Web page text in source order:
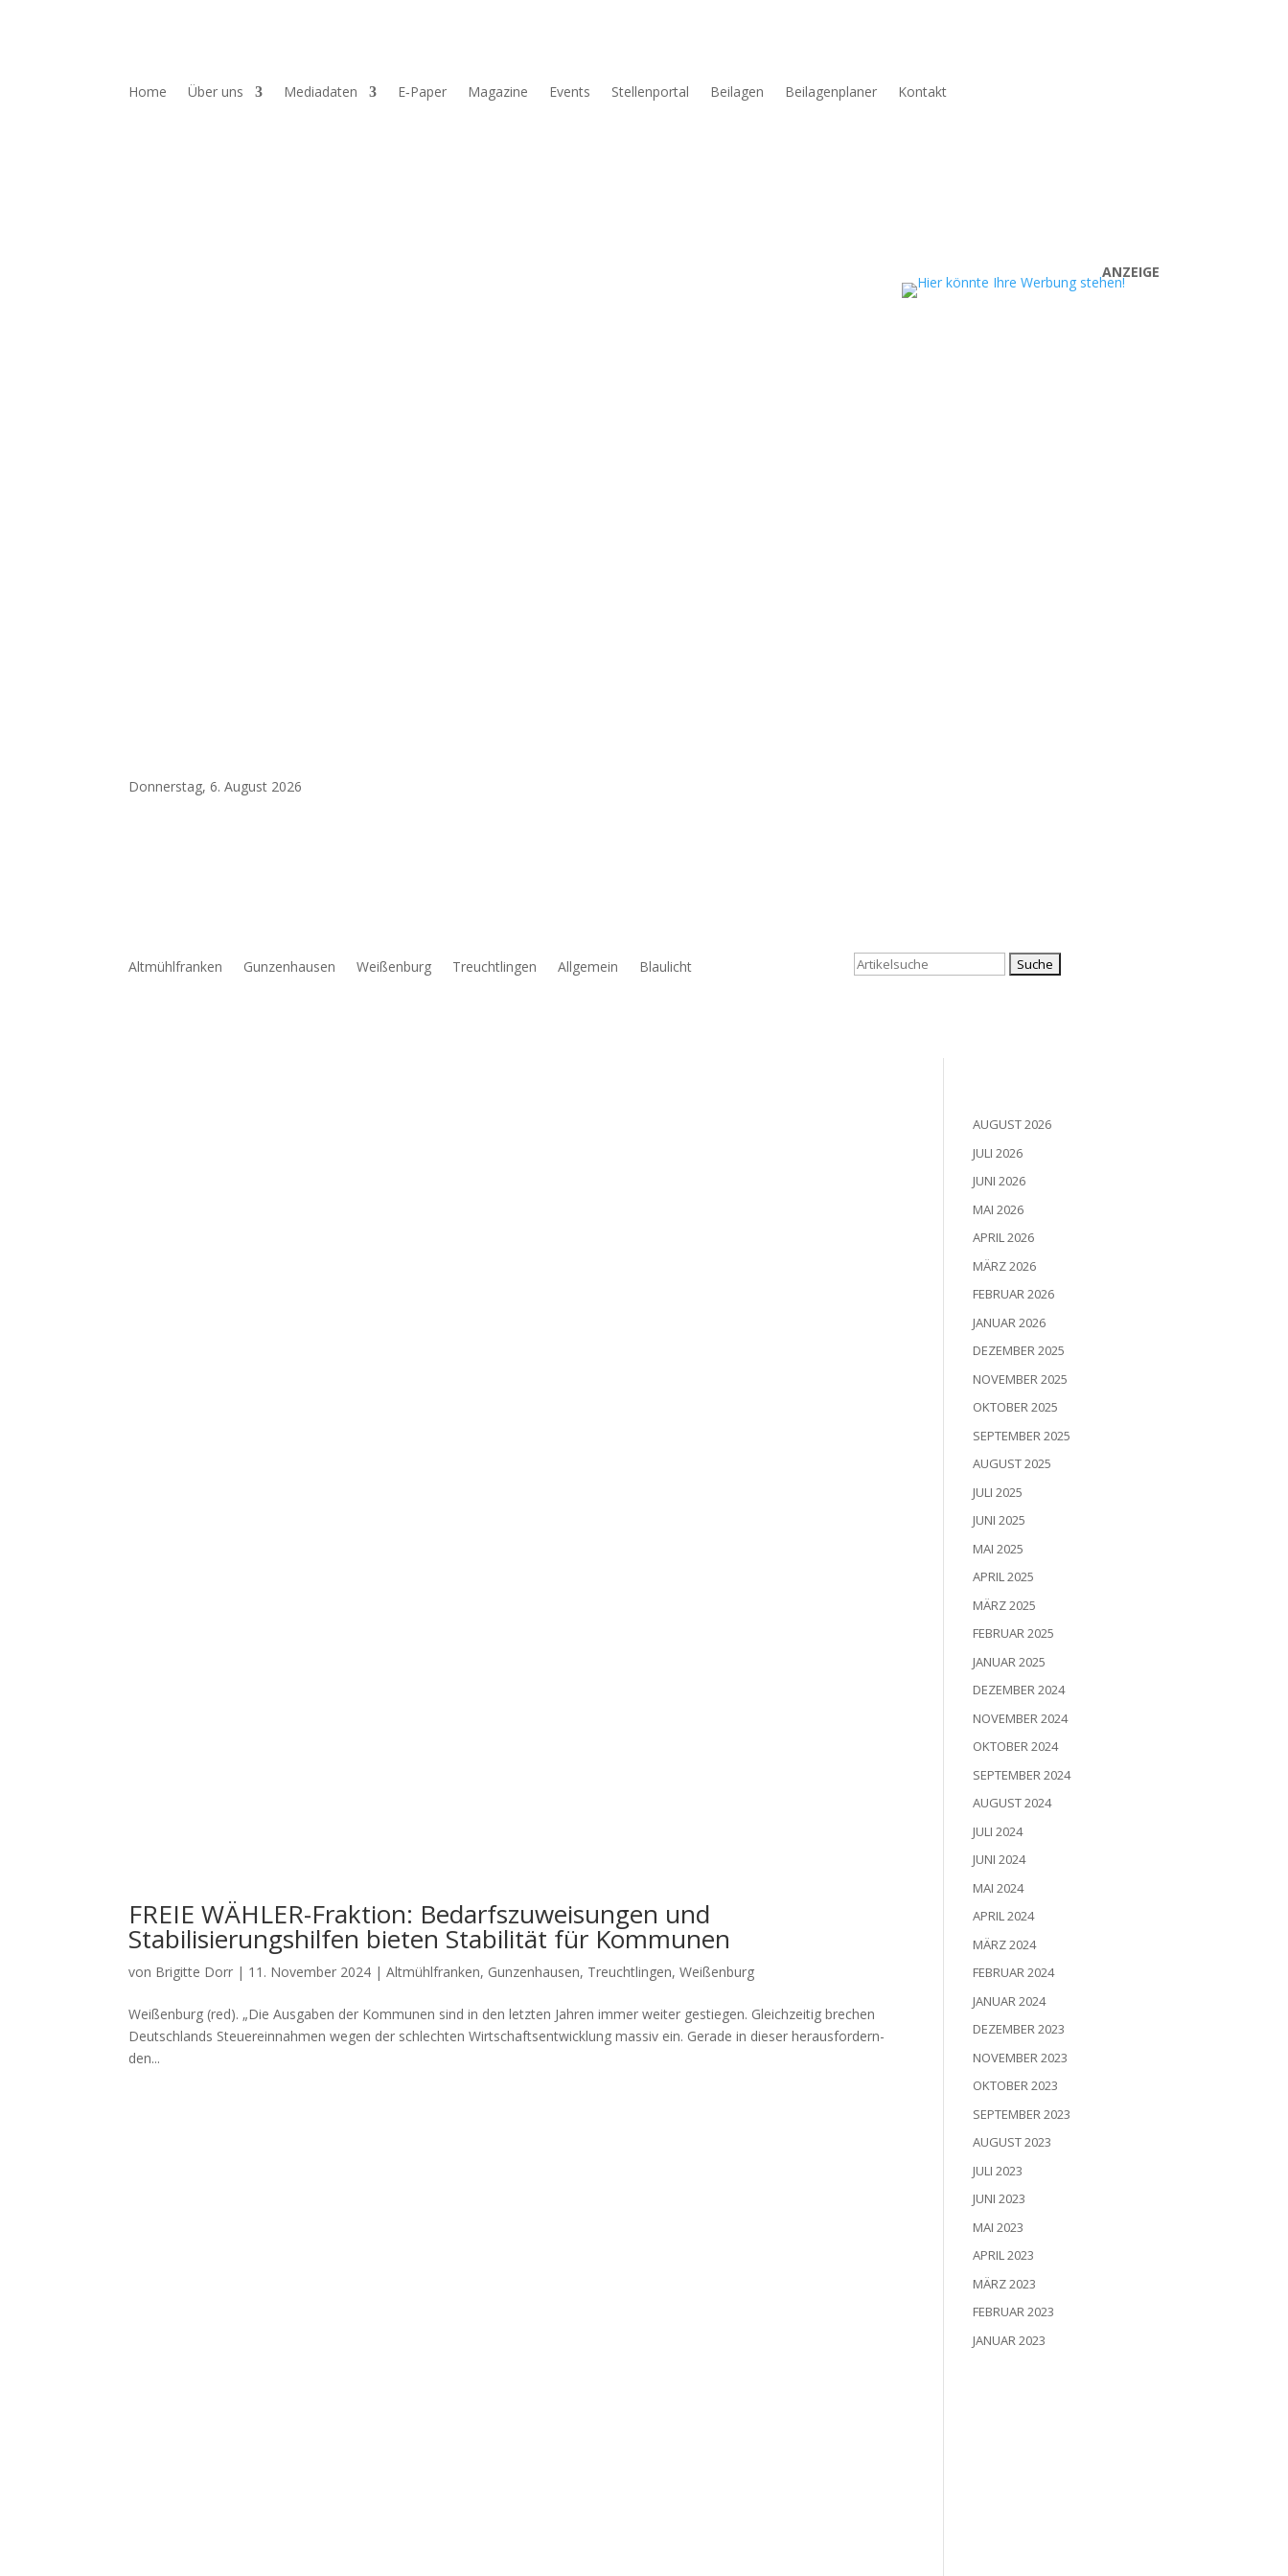
Home Über uns Mediadaten E‑Paper Magazine Events Stellenportal Beilagen Beilagenplaner Kontakt
Donnerstag, 6. August 2026
ANZEIGE
Altmühlfranken Gunzenhausen Weißenburg Treuchtlingen Allgemein Blaulicht
Suchen
FREIE WÄHLER-Fraktion: Bedarfszuweisungen und
Stabilisierungshilfen bieten Stabilität für Kommunen
von Brigitte Dorr | 11. November 2024 |Altmühlfranken, Gunzenhausen, Treuchtlingen,Weißenburg
Wei­ßen­burg (red). „Die Aus­ga­ben der Kom­mu­nen sind in den letz­ten Jah­ren immer wei­ter gestie­gen. Gleich­zei­tig bre­chen
Deutsch­lands Steu­er­ein­nah­men wegen der schlech­ten Wirt­schafts­ent­wick­lung mas­siv ein. Gera­de in die­ser her­aus­for­dern­
den...
AUGUST 2026
JULI 2026
JUNI 2026
MAI 2026
APRIL 2026
MÄRZ 2026
FEBRUAR 2026
JANUAR 2026
DEZEMBER 2025
NOVEMBER 2025
OKTOBER 2025
SEPTEMBER 2025
AUGUST 2025
JULI 2025
JUNI 2025
MAI 2025
APRIL 2025
MÄRZ 2025
FEBRUAR 2025
JANUAR 2025
DEZEMBER 2024
NOVEMBER 2024
OKTOBER 2024
SEPTEMBER 2024
AUGUST 2024
JULI 2024
JUNI 2024
MAI 2024
APRIL 2024
MÄRZ 2024
FEBRUAR 2024
JANUAR 2024
DEZEMBER 2023
NOVEMBER 2023
OKTOBER 2023
SEPTEMBER 2023
AUGUST 2023
JULI 2023
JUNI 2023
MAI 2023
APRIL 2023
MÄRZ 2023
FEBRUAR 2023
JANUAR 2023